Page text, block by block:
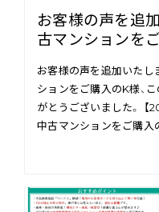
お客様の声を追
古マンションを
お客様の声を追加いたし
ションをご購入のK様、
がとうございました。 【
中古マンションをご購入